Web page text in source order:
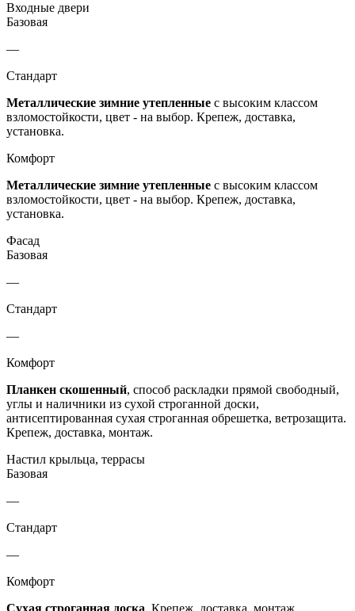
Входные двери
Базовая
—
Стандарт
Металлические зимние утепленные с высоким классом
взломостойкости, цвет - на выбор. Крепеж, доставка,
установка.
Комфорт
Металлические зимние утепленные с высоким классом
взломостойкости, цвет - на выбор. Крепеж, доставка,
установка.
Фасад
Базовая
—
Стандарт
—
Комфорт
Планкен скошенный, способ раскладки прямой свободный,
углы и наличники из сухой строганной доски,
антисептированная сухая строганная обрешетка, ветрозащита.
Крепеж, доставка, монтаж.
Настил крыльца, террасы
Базовая
—
Стандарт
—
Комфорт